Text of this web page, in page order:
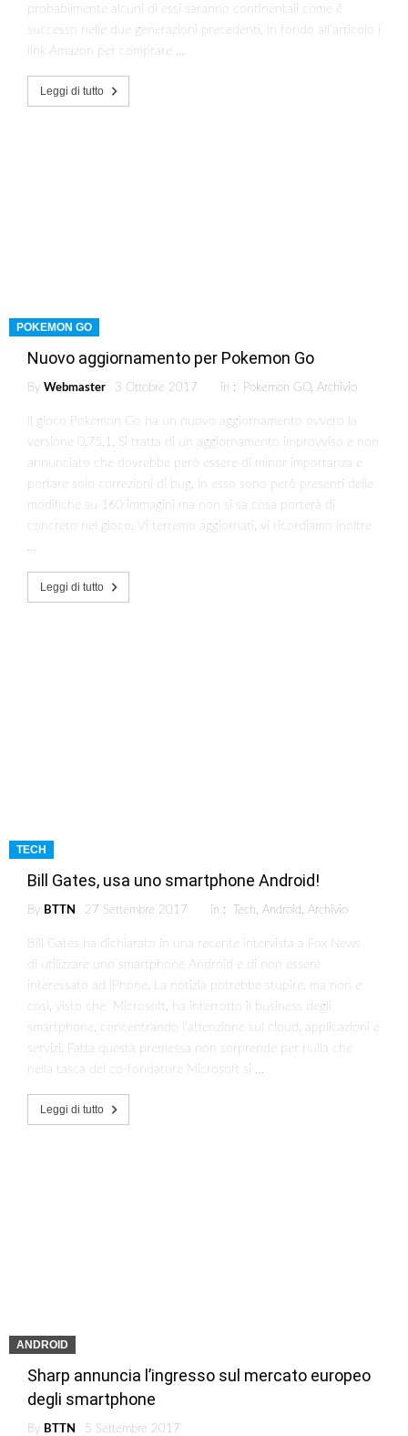
probabilmente alcuni di essi saranno continentali come è
successo nelle due generazioni precedenti. In fondo all’articolo i
link Amazon per comprare …
Leggi di tutto
POKEMON GO
Nuovo aggiornamento per Pokemon Go
By Webmaster 3 Ottobre 2017 in : Pokemon GO, Archivio
Il gioco Pokemon Go ha un nuovo aggiornamento ovvero la
versione 0.75.1. Si tratta di un aggiornamento improvviso e non
annunciato che dovrebbe però essere di minor importanza e
portare solo correzioni di bug. In esso sono però presenti delle
modifiche su 160 immagini ma non si sa cosa porterà di
concreto nel gioco. Vi terremo aggiornati, vi ricordiamo inoltre
Leggi di tutto
TECH
Bill Gates, usa uno smartphone Android!
By BTTN 27 Settembre 2017 in : Tech Android Archivio
Bill Gates ha dichiarato in una recente intervista a Fox News
di utilizzare uno smartphone Android e di non essere
interessato ad iPhone. La notizia potrebbe stupire, ma non e
così, visto che Microsoft, ha interrotto il business degli
smartphone, concentrando l’attenzione sul cloud, applicazioni e
servizi. Fatta questa premessa non sorprende per nulla che
nella tasca del co-fondatore Microsoft si …
Leggi di tutto
ANDROID
Sharp annuncia l’ingresso sul mercato europeo
degli smartphone
By BTTN
5 Settembre 2017